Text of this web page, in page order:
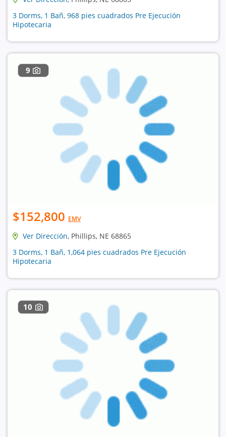
3 Dorms, 1 Bañ, 968 pies cuadrados Pre Ejecución
Hipotecaria
9
$152,800 EMV
Ver Dirección, Phillips, NE 68865
3 Dorms, 1 Bañ, 1,064 pies cuadrados Pre Ejecución
Hipotecaria
10